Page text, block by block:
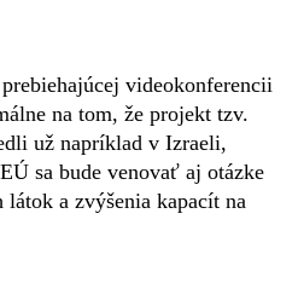
videokonferencii
na tom, že projekt tzv.
už napríklad v Izraeli,
sa bude venovať aj otázke
látok a zvýšenia kapacít na